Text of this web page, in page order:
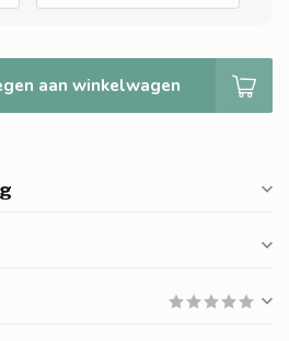
aan winkelwagen